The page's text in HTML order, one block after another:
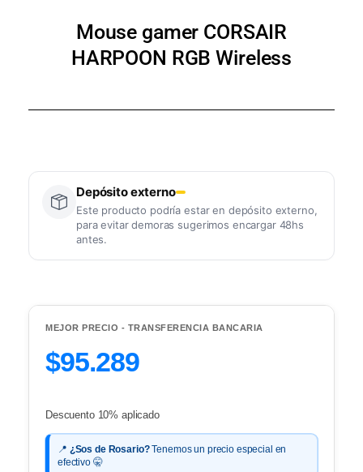
Mouse gamer CORSAIR
HARPOON RGB Wireless
Depósito externo
Este producto podría estar en depósito externo,
para evitar demoras sugerimos encargar 48hs
antes.
MEJOR PRECIO - TRANSFERENCIA BANCARIA
$95.289
Descuento 10% aplicado
📍 ¿Sos de Rosario?Tenemos un precio especial en
efectivo 🤫